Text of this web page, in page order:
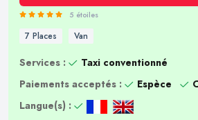
5 étoiles
7 Places Van
Services :
Taxi conventionné
Paiements acceptés :
Espèce
Langue(s) :